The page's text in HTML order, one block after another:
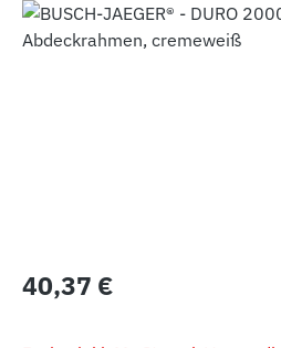
Bildergalerie überspringen
Regulärer Preis:
40,37 €